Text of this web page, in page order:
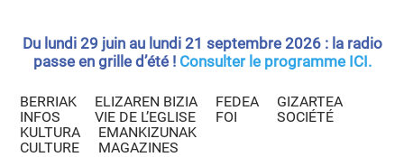
Du lundi 29 juin au lundi 21 septembre 2026 : la radio
passe en grille d’été ! Consulter le programme ICI.
BERRIAK
INFOS
ELIZAREN BIZIA
VIE DE L’EGLISE
FEDEA
FOI
GIZARTEA
SOCIÉTÉ
KULTURA
CULTURE
EMANKIZUNAK
MAGAZINES